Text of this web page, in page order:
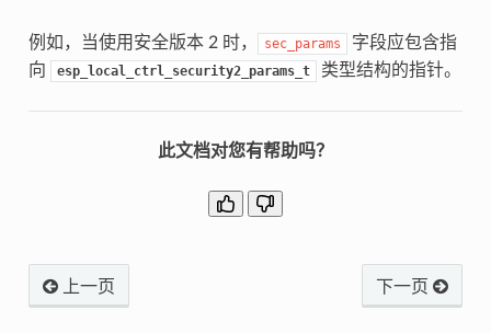
例如，当使用安全版本 2 时， sec_params
字段应包含指
向
esp_local_ctrl_security2_params_t 类型结构的指针。
此文档对您有帮助吗？
上一页 下一页